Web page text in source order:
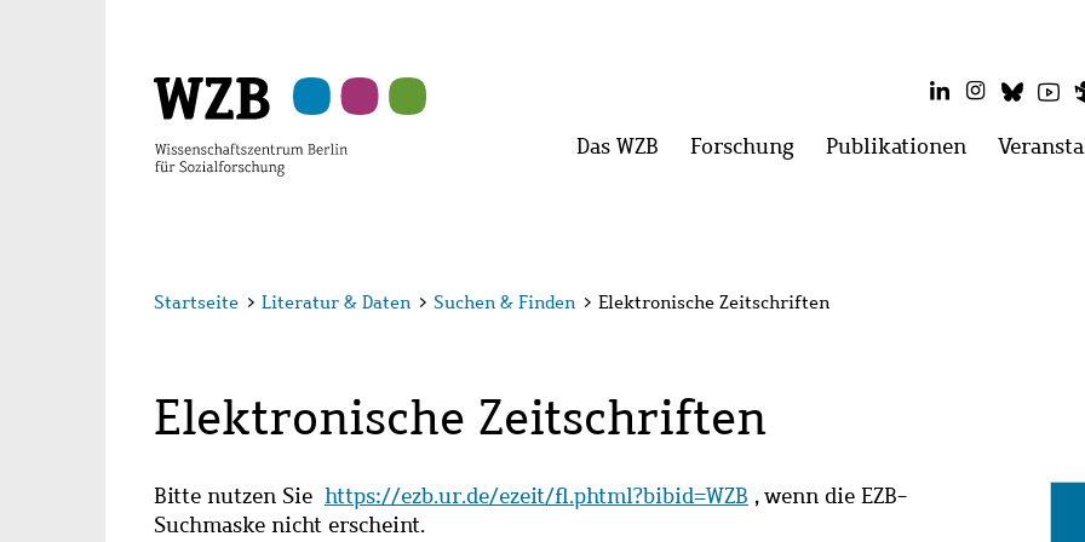
LinkedInInstagram
Hauptmenü
Das WZB Menü
Forschung Menü
Publikationen Menü
Startseite > Literatur & Daten > Suchen & Finden > Elektronische Zeitschriften
Elektronische Zeitschriften
Bitte nutzen Sie https://ezb.ur.de/ezeit/fl.phtml?bibid=WZB , wenn die EZB-
Suchmaske nicht erscheint.